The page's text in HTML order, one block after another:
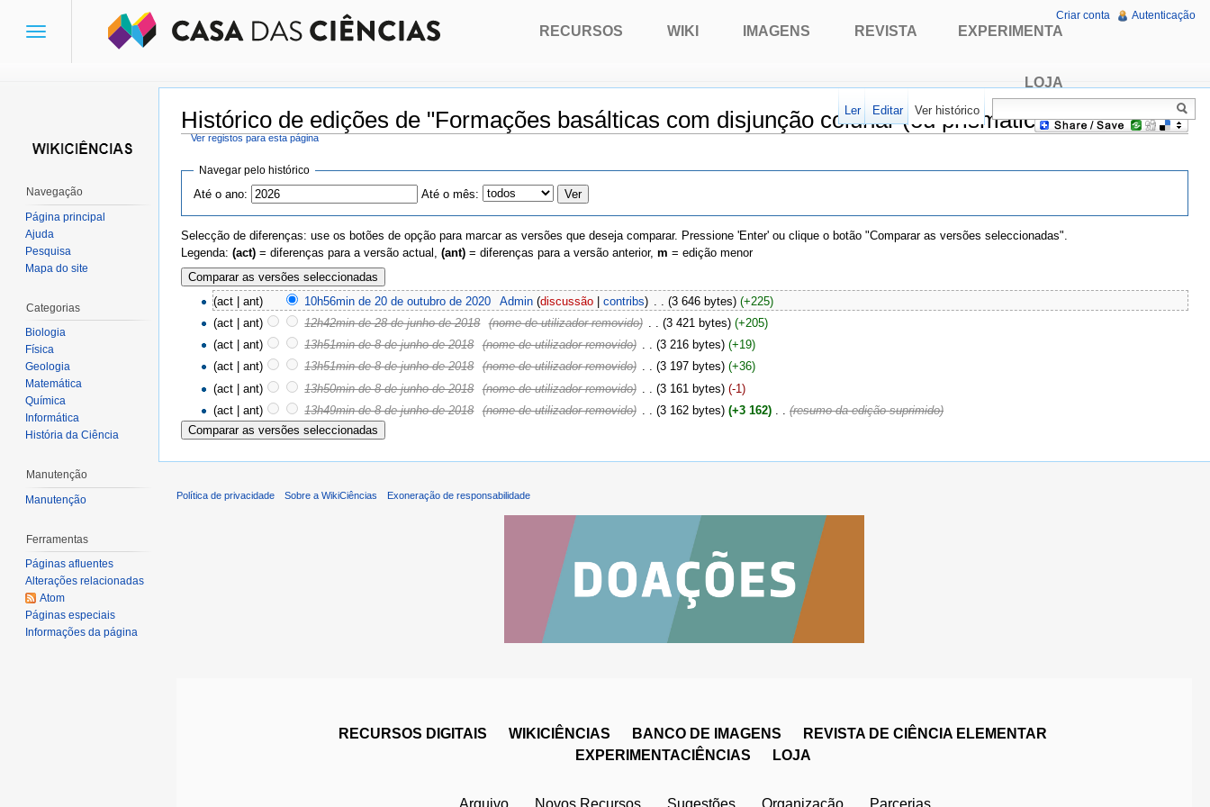
Histórico de edições de "Formações basálticas com disjunção colunar (ou prismática)"
Ver registos para esta página
Navegar pelo histórico
Até o ano: Até o mês:
Selecção de diferenças: use os botões de opção para marcar as versões que deseja comparar. Pressione 'Enter' ou clique o botão "Comparar as versões seleccionadas".
Legenda: (act) = diferenças para a versão actual, (ant) = diferenças para a versão anterior, m = edição menor
(act | ant) 10h56min de 20 de outubro de 2020 Admin (discussão| contribs) (3 646 bytes) (+225)
(act | ant)
12h42min de 28 de junho de 2018‎ (nome de utilizador removido) (3 421 bytes) (+205)
(act | ant)
13h51min de 8 de junho de 2018‎ (nome de utilizador removido) . . (3 216 bytes) (+19)
(act | ant)
13h51min de 8 de junho de 2018‎ (nome de utilizador removido) . . (3 197 bytes) (+36)
(act | ant)
13h50min de 8 de junho de 2018‎ (nome de utilizador removido) (3 161 bytes) (-1)
(act | ant)
13h49min de 8 de junho de 2018‎ (nome de utilizador removido) (3 162 bytes) (+3 162) (resumo da edição suprimido)
Toggle
RECURSOS WIKI IMAGENS REVISTA EXPERIMENTA
LOJA
Criar conta Autenticação
Ler Editar Ver histórico
Navegação
Página principal
Ajuda
Pesquisa
Mapa do site
Categorias
Biologia
Física
Geologia
Matemática
Química
Informática
História da Ciência
Manutenção
Manutenção
Ferramentas
Páginas afluentes
Alterações relacionadas
Atom
Páginas especiais
Informações da página
Política de privacidade Sobre a WikiCiências Exoneração de responsabilidade
RECURSOS DIGITAIS WIKICIÊNCIAS BANCO DE IMAGENS
REVISTA DE CIÊNCIA ELEMENTAR
EXPERIMENTACIÊNCIAS
LOJA
Arquivo Novos Recursos Sugestões Organização Parcerias